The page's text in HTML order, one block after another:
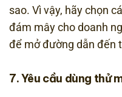
sao. Vì vậy, hãy chọn
đám mây cho doanh
để mở đường dẫn đến
7. Yêu cầu dùng thử